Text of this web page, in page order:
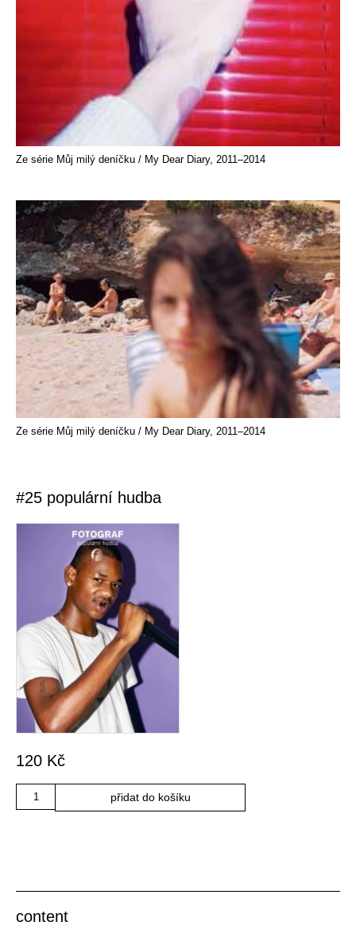
Ze série Můj milý deníčku / My Dear Diary, 2011–2014
Ze série Můj milý deníčku / My Dear Diary, 2011–2014
#25 populární hudba
120 Kč
přidat do košíku
content